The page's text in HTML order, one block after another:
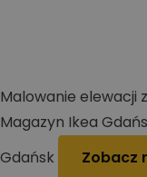
Malowanie elewacji
Magazyn Ikea
Gdańsk
Zobacz